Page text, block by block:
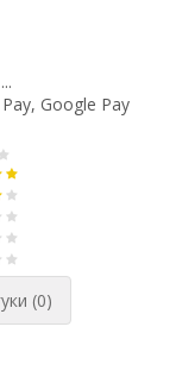
Google Pay
(0)